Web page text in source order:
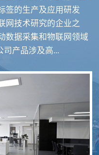
RFID智慧食堂系统
签的生产及应用研发
网技术研究的企业之
数据采集和物联网领域
司产品涉及高...